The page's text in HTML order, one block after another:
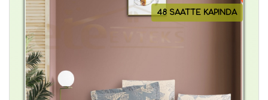
48 SAATTE KAPINDA